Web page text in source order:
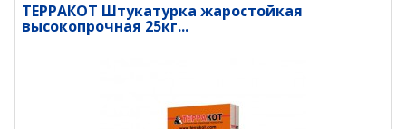
ТЕРРАКОТ Штукатурка жаростойкая
высокопрочная 25кг...